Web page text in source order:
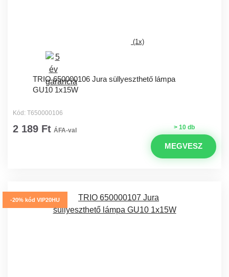
(1x)
TRIO 650000106 Jura süllyeszthető lámpa
GU10 1x15W
Kód: T650000106
> 10 db
2 189 Ft ÁFA-val
MEGVESZ
-20% kód VIP20HU